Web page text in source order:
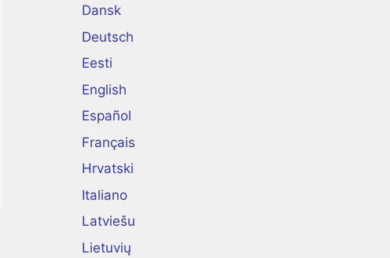
Dansk
Deutsch
Eesti
English
Español
Français
Hrvatski
Italiano
Latviešu
Lietuvių